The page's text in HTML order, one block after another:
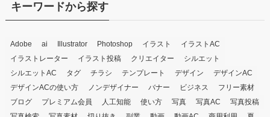
キーワードから探す
Adobe ai Illustrator Photoshop イラスト
イラストAC
イラストレーター
イラスト投稿 クリエイター
シルエット
シルエットAC
タグ チラシ テンプレート デザイン
デザインAC
デザインACの使い方
ノンデザイナー バナー ビジネス
フリー素材
ブログ
プレミアム会員 人工知能 使い方 写真 写真AC
写真投稿